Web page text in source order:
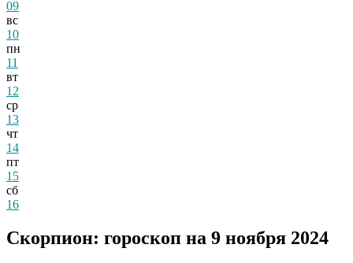
09
вс
10
пн
11
вт
12
ср
13
чт
14
пт
15
сб
16
Скорпион: гороскоп на 9 ноября 2024